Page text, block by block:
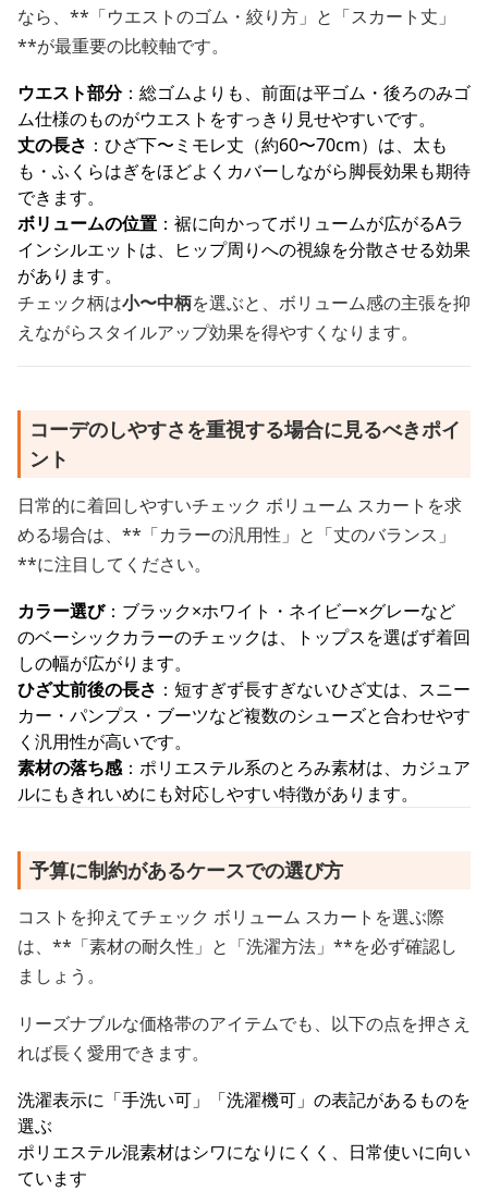
なら、**「ウエストのゴム・絞り方」と「スカート丈」
**が最重要の比較軸です。
ウエスト部分：総ゴムよりも、前面は平ゴム・後ろのみゴ
ム仕様のものがウエストをすっきり見せやすいです。
丈の長さ ：ひざ下〜ミモレ丈（約60〜70cm）は、太も
も・ふくらはぎをほどよくカバーしながら脚長効果も期待
できます。
ボリュームの位置 ：裾に向かってボリュームが広がるAラ
インシルエットは、ヒップ周りへの視線を分散させる効果
があります。
チェック柄は小〜中柄を選ぶと、ボリューム感の主張を抑
えながらスタイルアップ効果を得やすくなります。
コーデのしやすさを重視する場合に見るべきポイ
ント
日常的に着回しやすいチェック ボリューム スカートを求
める場合は、**「カラーの汎用性」と「丈のバランス」
**に注目してください。
カラー選び：ブラック×ホワイト・ネイビー×グレーなど
のベーシックカラーのチェックは、トップスを選ばず着回
しの幅が広がります。
ひざ丈前後の長さ ：短すぎず長すぎないひざ丈は、スニー
カー・パンプス・ブーツなど複数のシューズと合わせやす
く汎用性が高いです。
素材の落ち感：ポリエステル系のとろみ素材は、カジュア
ルにもきれいめにも対応しやすい特徴があります。
予算に制約があるケースでの選び方
コストを抑えてチェック ボリューム スカートを選ぶ際
は、**「素材の耐久性」と「洗濯方法」**を必ず確認し
ましょう。
リーズナブルな価格帯のアイテムでも、以下の点を押さえ
れば長く愛用できます。
洗濯表示に「手洗い可」「洗濯機可」の表記があるものを
選ぶ
ポリエステル混素材はシワになりにくく、日常使いに向い
ています